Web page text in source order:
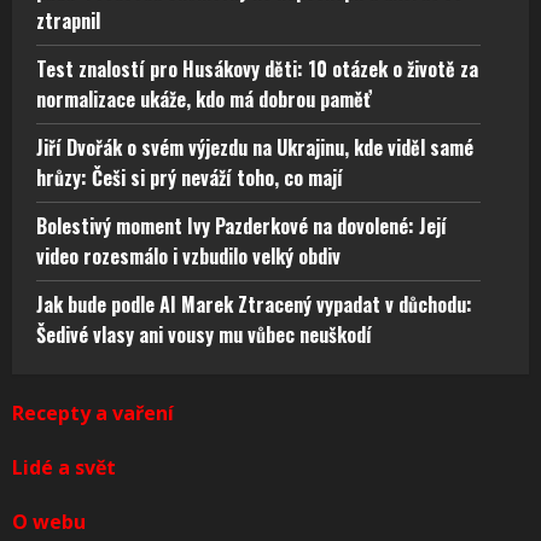
ztrapnil
Test znalostí pro Husákovy děti: 10 otázek o životě za
normalizace ukáže, kdo má dobrou paměť
Jiří Dvořák o svém výjezdu na Ukrajinu, kde viděl samé
hrůzy: Češi si prý neváží toho, co mají
Bolestivý moment Ivy Pazderkové na dovolené: Její
video rozesmálo i vzbudilo velký obdiv
Jak bude podle AI Marek Ztracený vypadat v důchodu:
Šedivé vlasy ani vousy mu vůbec neuškodí
Recepty a vaření
Lidé a svět
O webu